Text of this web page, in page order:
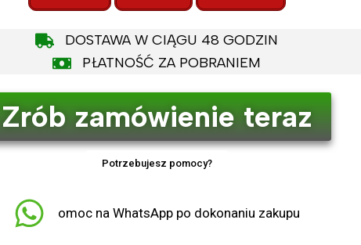
DOSTAWA W CIĄGU 48 GODZIN
PŁATNOŚĆ ZA POBRANIEM
Zrób zamówienie teraz
Potrzebujesz pomocy?
omoc na WhatsApp po dokonaniu zakupu